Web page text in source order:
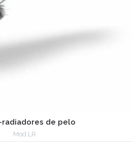
radiadores de pelo
Mod.LR